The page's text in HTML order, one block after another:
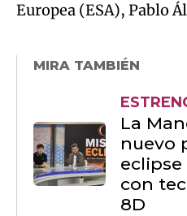
Europea (ESA), Pablo
MIRA TAMBIÉN
La
nuevo
eclipse
con
8D